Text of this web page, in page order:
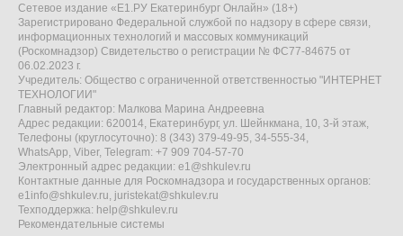
Сетевое издание «Е1.РУ Екатеринбург Онлайн» (18+)
Зарегистрировано Федеральной службой по надзору в сфере связи,
информационных технологий и массовых коммуникаций
(Роскомнадзор) Свидетельство о регистрации № ФС77-84675 от
06.02.2023 г.
Учредитель: Общество с ограниченной ответственностью "ИНТЕРНЕТ
ТЕХНОЛОГИИ"
Главный редактор: Малкова Марина Андреевна
Адрес редакции: 620014, Екатеринбург, ул. Шейнкмана, 10, 3-й этаж,
Телефоны (круглосуточно): 8 (343) 379-49-95, 34-555-34,
WhatsApp, Viber, Telegram: +7 909 704-57-70
Электронный адрес редакции: e1@shkulev.ru
Контактные данные для Роскомнадзора и государственных органов:
e1info@shkulev.ru juristekat@shkulev.ru
Техподдержка: help@shkulev.ru
Рекомендательные системы